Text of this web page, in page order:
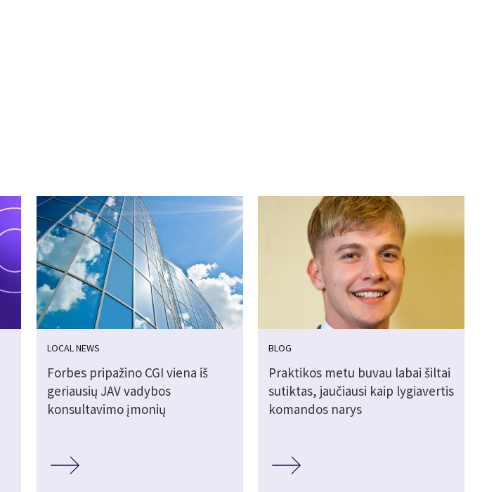
LOCAL NEWS
Forbes pripažino CGI viena iš
geriausių JAV vadybos
konsultavimo įmonių
BLOG
Praktikos metu buvau labai šiltai
sutiktas, jaučiausi kaip lygiavertis
komandos narys